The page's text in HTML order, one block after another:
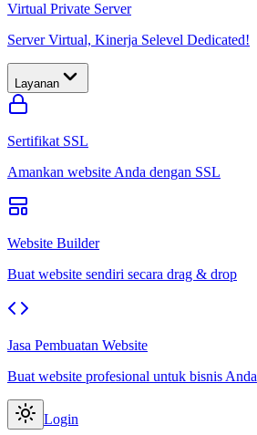
Virtual Private Server
Server Virtual, Kinerja Selevel Dedicated!
Layanan
Sertifikat SSL
Amankan website Anda dengan SSL
Website Builder
Buat website sendiri secara drag & drop
Jasa Pembuatan Website
Buat website profesional untuk bisnis Anda
Login